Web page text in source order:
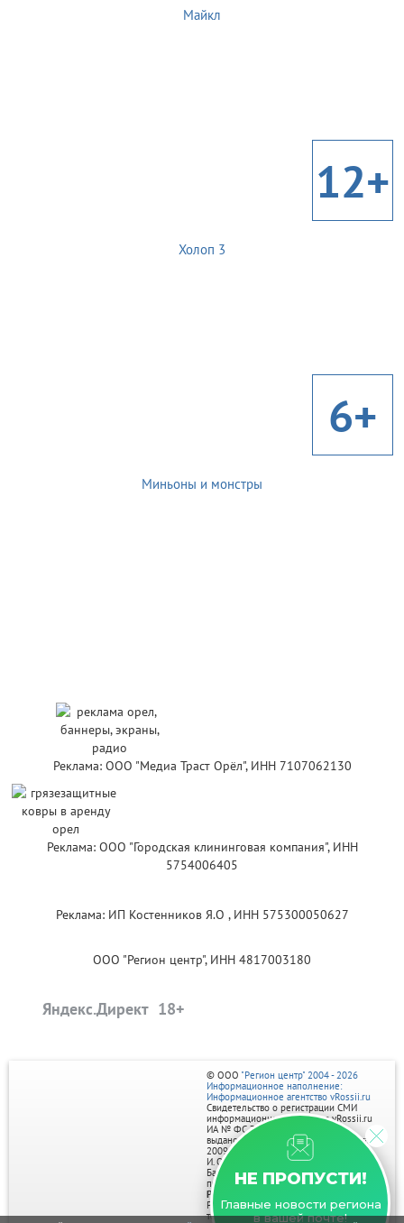
Майкл
12+
Холоп 3
6+
Миньоны и монстры
Реклама: ООО "Медиа Траст Орёл", ИНН 7107062130
Реклама: ООО "Городская клининговая компания", ИНН
5754006405
Реклама: ИП Костенников Я.О , ИНН 575300050627
ООО "Регион центр", ИНН 4817003180
Яндекс.Директ
НЕ ПРОПУСТИ!
Главные новости региона
в вашей почте!
© ООО "Регион центр" 2004 - 2026
Информационное наполнение:
Информационное агентство vRossii.ru
Свидетельство о регистрации СМИ
информационного агентства vRossii.ru
ИА № ФС 77‑35502
выдано РОСКОМНАДЗОРом 04 марта
2009г.
И. О. Главного редактора Нарыков А. Н.
Баннеры на портале размещаются на
правах рекламы.
Реклама на портале:
Рекламное агентство "Умный маркетинг"
тел. 7-910-267-70-40,